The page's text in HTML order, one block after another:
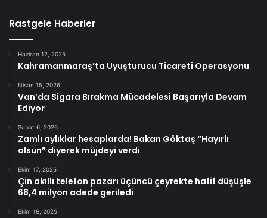
Rastgele Haberler
Haziran 12, 2025
Kahramanmaraş’ta Uyuşturucu Ticareti Operasyonu
Nisan 15, 2026
Van’da Sigara Bırakma Mücadelesi Başarıyla Devam
Ediyor
Şubat 6, 2026
Zamlı aylıklar hesaplarda! Bakan Göktaş “Hayırlı
olsun” diyerek müjdeyi verdi
Ekim 17, 2025
Çin akıllı telefon pazarı üçüncü çeyrekte hafif düşüşle
68,4 milyon adede geriledi
Ekim 16, 2025